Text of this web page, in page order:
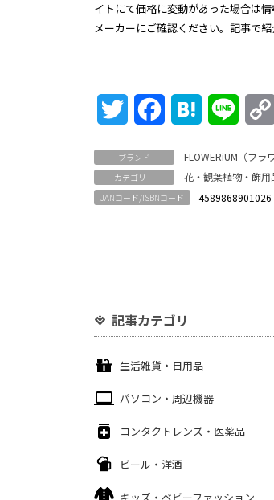
イトにて価格に変動があった場合は
メーカーにご確認ください。記事で
Twitter FacebookHatena Line
ブランド FLOWERiUM（フラ
カテゴリー 花・観葉植物・飾用
JANコード/ISBNコード 4589868901026
記事カテゴリ
生活雑貨・日用品
パソコン・周辺機器
コンタクトレンズ・医薬品
ビール・洋酒